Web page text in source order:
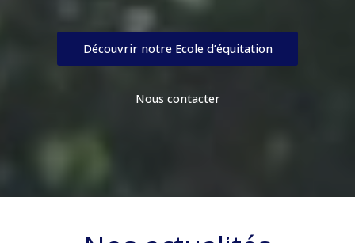
Découvrir notre Ecole d’équitation
Nous contacter